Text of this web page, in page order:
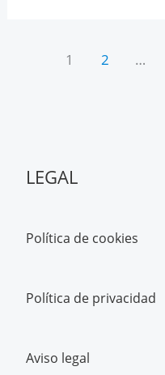
Andalucía
1 2 …
LEGAL
Política de cookies
Política de privacidad
Aviso legal